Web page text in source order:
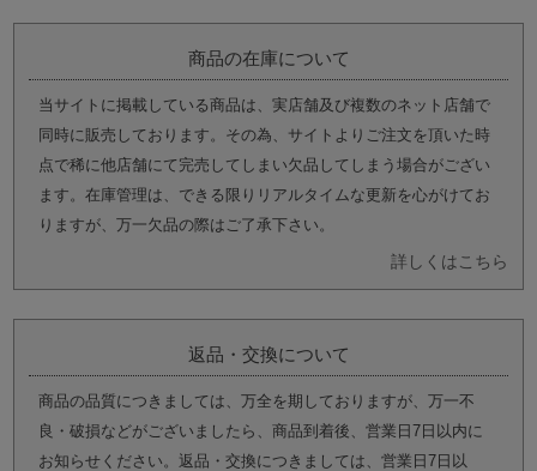
商品の在庫について
当サイトに掲載している商品は、実店舗及び複数のネット店舗で
同時に販売しております。その為、サイトよりご注文を頂いた時
点で稀に他店舗にて完売してしまい欠品してしまう場合がござい
ます。在庫管理は、できる限りリアルタイムな更新を心がけてお
りますが、万一欠品の際はご了承下さい。
詳しくはこちら
返品・交換について
商品の品質につきましては、万全を期しておりますが、万一不
良・破損などがございましたら、商品到着後、営業日7日以内に
お知らせください。返品・交換につきましては、営業日7日以